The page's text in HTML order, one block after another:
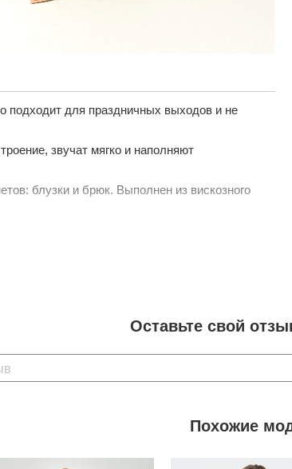
подходит для праздничных выходов и не
звучат мягко и наполняют
блузки и брюк. Выполнен из вискозного
Оставьте свой
Похожие